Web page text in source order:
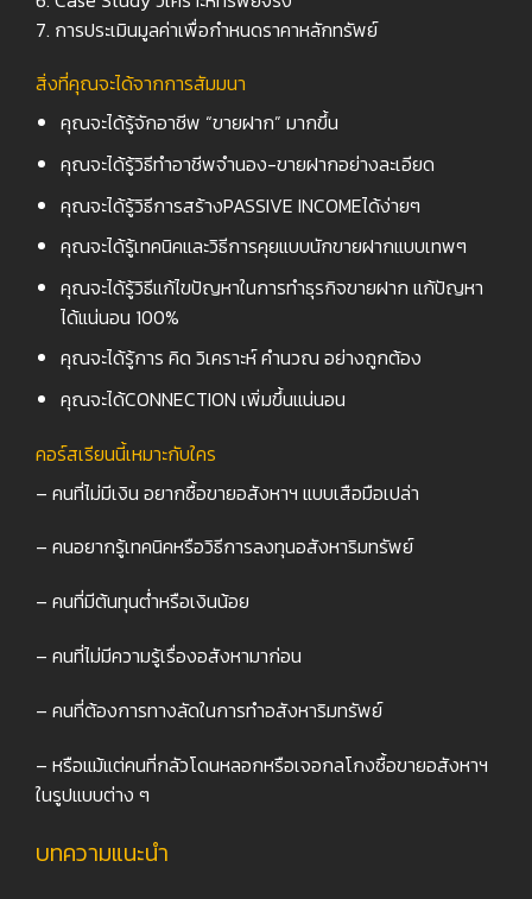
7. การประเมินมูลค่าเพื่อกำหนดราคาหลักทรัพย์
สิ่งที่คุณจะได้จากการสัมมนา
คุณจะได้รู้จักอาชีพ “ขายฝาก” มากขึ้น
คุณจะได้รู้วิธีทำอาชีพจำนอง-ขายฝากอย่างละเอียด
คุณจะได้รู้วิธีการสร้างPASSIVE INCOMEได้ง่ายๆ
คุณจะได้รู้เทคนิคและวิธีการคุยแบบนักขายฝากแบบเทพๆ
คุณจะได้รู้วิธีแก้ไขปัญหาในการทำธุรกิจขายฝาก แก้ปัญหา
ได้แน่นอน 100%
คุณจะได้รู้การ คิด วิเคราะห์ คำนวณ อย่างถูกต้อง
คุณจะได้CONNECTION เพิ่มขึ้นแน่นอน
คอร์สเรียนนี้เหมาะกับใคร
– คนที่ไม่มีเงิน อยากซื้อขายอสังหาฯ แบบเสือมือเปล่า
– คนอยากรู้เทคนิคหรือวิธีการลงทุนอสังหาริมทรัพย์
– คนที่มีต้นทุนต่ำหรือเงินน้อย
– คนที่ไม่มีความรู้เรื่องอสังหามาก่อน
– คนที่ต้องการทางลัดในการทำอสังหาริมทรัพย์
– หรือแม้แต่คนที่กลัวโดนหลอกหรือเจอกลโกงซื้อขายอสังหาฯ
ในรูปแบบต่าง ๆ
บทความแนะนำ